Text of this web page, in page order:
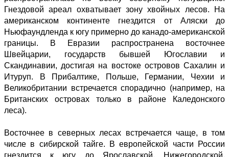
Гнездовой ареал охватывает зону хвойных лесов. На
американском континенте гнездится от Аляски до
Ньюфаундленда к югу примерно до канадо-американской
границы. В Евразии распространена восточнее
Швейцарии, государств бывшей Югославии и
Скандинавии, достигая на востоке островов Сахалин и
Итуруп. В Прибалтике, Польше, Германии, Чехии и
Великобритании встречается спорадично (например, на
Британских островах только в районе Каледонского
леса).
Восточнее в северных лесах встречается чаще, в том
числе в сибирской тайге. В европейской части России